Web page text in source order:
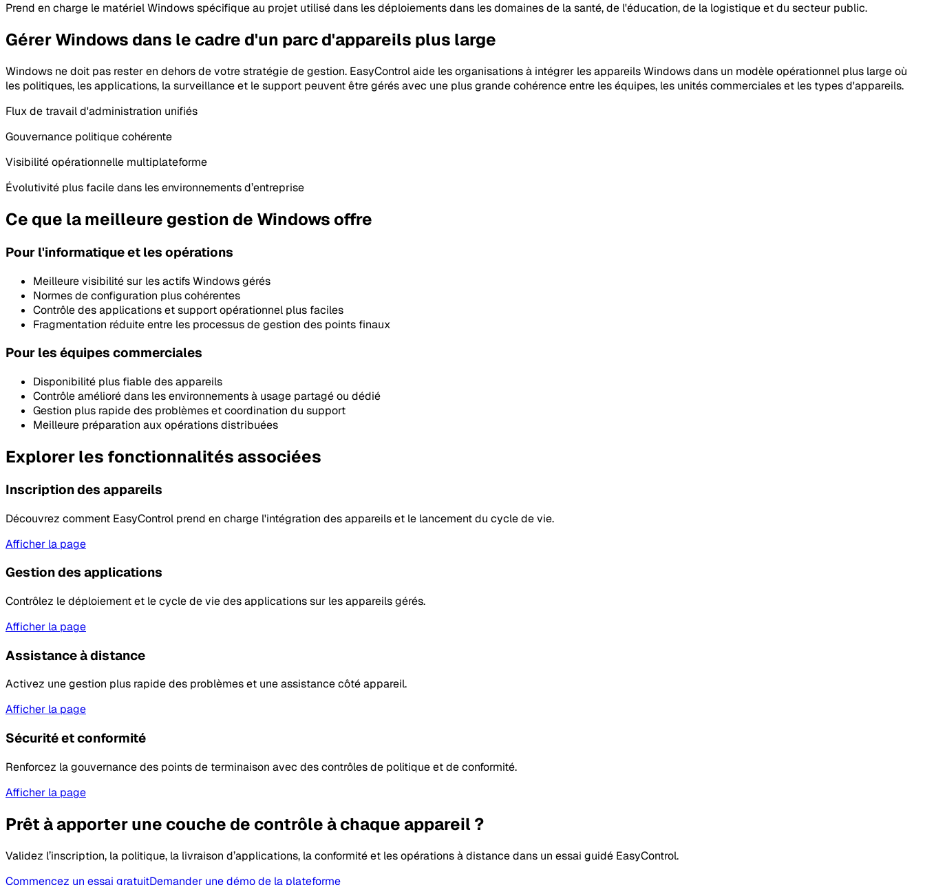
Prend en charge le matériel Windows spécifique au projet utilisé dans les déploiements dans les domaines de la santé, de l'éducation, de la logistique et du secteur public.
Gérer Windows dans le cadre d'un parc d'appareils plus large
Windows ne doit pas rester en dehors de votre stratégie de gestion. EasyControl aide les organisations à intégrer les appareils Windows dans un modèle opérationnel plus large où
les politiques, les applications, la surveillance et le support peuvent être gérés avec une plus grande cohérence entre les équipes, les unités commerciales et les types d'appareils.
Flux de travail d'administration unifiés
Gouvernance politique cohérente
Visibilité opérationnelle multiplateforme
Évolutivité plus facile dans les environnements d’entreprise
Ce que la meilleure gestion de Windows offre
Pour l'informatique et les opérations
Meilleure visibilité sur les actifs Windows gérés
Normes de configuration plus cohérentes
Contrôle des applications et support opérationnel plus faciles
Fragmentation réduite entre les processus de gestion des points finaux
Pour les équipes commerciales
Disponibilité plus fiable des appareils
Contrôle amélioré dans les environnements à usage partagé ou dédié
Gestion plus rapide des problèmes et coordination du support
Meilleure préparation aux opérations distribuées
Explorer les fonctionnalités associées
Inscription des appareils
Découvrez comment EasyControl prend en charge l'intégration des appareils et le lancement du cycle de vie.
Afficher la page
Gestion des applications
Contrôlez le déploiement et le cycle de vie des applications sur les appareils gérés.
Afficher la page
Assistance à distance
Activez une gestion plus rapide des problèmes et une assistance côté appareil.
Afficher la page
Sécurité et conformité
Renforcez la gouvernance des points de terminaison avec des contrôles de politique et de conformité.
Afficher la page
Prêt à apporter une couche de contrôle à chaque appareil ?
Validez l’inscription, la politique, la livraison d’applications, la conformité et les opérations à distance dans un essai guidé EasyControl.
Commencez un essai gratuitDemander une démo de la plateforme